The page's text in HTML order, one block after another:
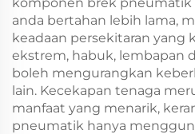
anda bertahan lebih lama,
keadaan persekitaran yang
ekstrem, habuk, lembapan
boleh mengurangkan
lain. Kecekapan tenaga
manfaat yang menarik,
pneumatik hanya